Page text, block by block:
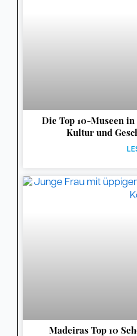
Die Top 10-Museen
Kultur und
Madeiras Top 10